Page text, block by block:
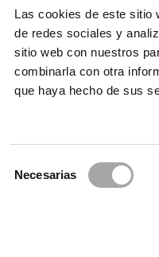
Las cookies de este sitio
de redes sociales y
sitio web con nuestros
combinarla con otra
que haya hecho de sus
Necesarias